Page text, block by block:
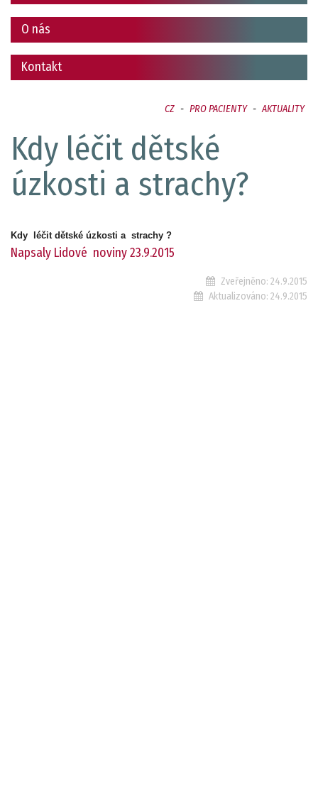
O nás
Kontakt
CZ - PRO PACIENTY - AKTUALITY
Kdy léčit dětské
úzkosti a strachy?
Kdy léčit dětské úzkosti a strachy ?
Napsaly Lidové noviny 23.9.2015
Zveřejněno: 24.9.2015
Aktualizováno: 24.9.2015